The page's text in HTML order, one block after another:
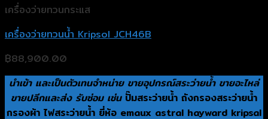
เครื่องว่ายทวนกระแส
เครื่องว่ายทวนน้ำ Kripsol JCH46B
฿88,900.00
นำเข้า และเป็นตัวเทนจำหน่าย ขายอุปกรณ์สระว่ายน้ำ ขายอะไหล่
ขายปลีกและส่ง รับซ่อม เช่น ปั๊มสระว่ายน้ำ ถังกรองสระว่ายน้ำ
กรองผ้า ไฟสระว่ายน้ำ ยี่ห้อ emaux astral hayward kripsal